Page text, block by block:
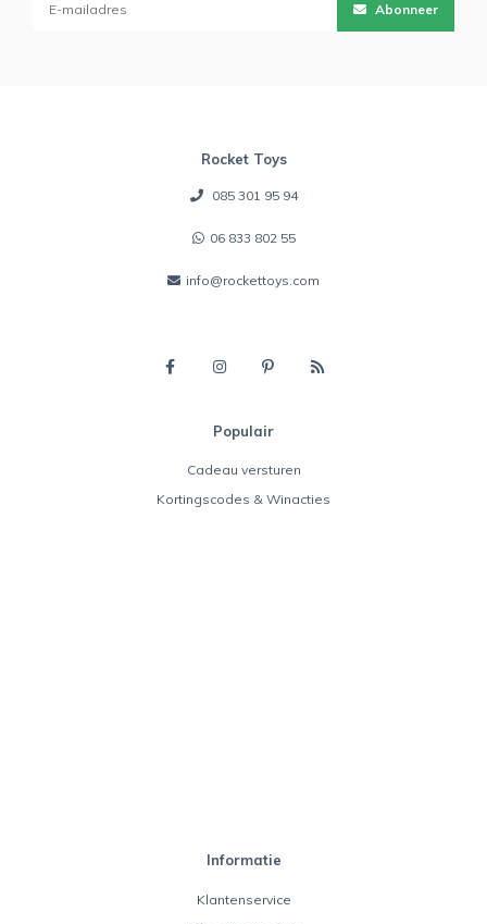
Abonneer
Rocket Toys
085 301 95 94
06 833 802 55
info@rockettoys.com
Populair
Cadeau versturen
Kortingscodes & Winacties
Informatie
Klantenservice